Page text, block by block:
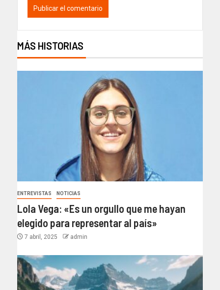
MÁS HISTORIAS
ENTREVISTAS NOTICIAS
Lola Vega: «Es un orgullo que me hayan
elegido para representar al país»
7 abril, 2025 admin